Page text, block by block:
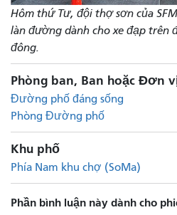
Hôm thứ Tư, đội thợ sơn của
làn đường dành cho xe đạp trên
đông.
Phòng ban, Ban hoặc Đơn
Đường phố đáng sống
Phòng Đường phố
Khu phố
Phía Nam khu chợ (SoMa)
Phần bình luận này dành cho